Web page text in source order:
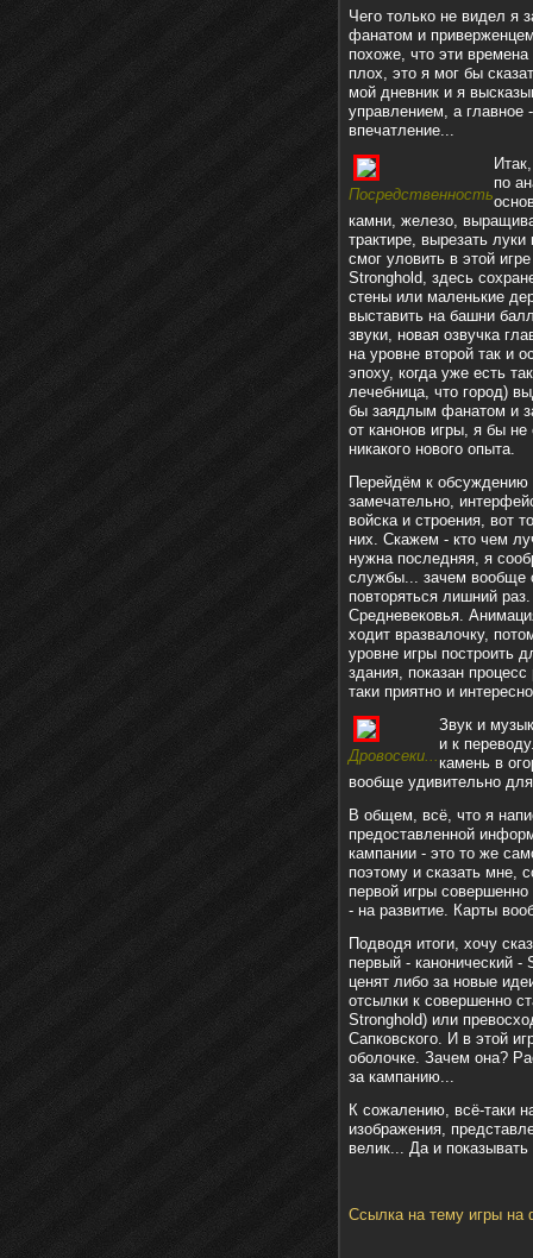
Чего только не видел я
фанатом и
похоже, что эти
плох, это я мог бы
мой дневник и я
управлением, а главное
впечатление...
Посредственность
по
камни, железо,
трактире, вырезать
смог уловить в этой
Stronghold, здесь
стены или маленькие
выставить на башни
звуки, новая озвучка
на уровне второй так и
эпоху, когда уже есть
лечебница, что город)
бы заядлым фанатом и
от канонов игры, я бы не
никакого нового опыта.
Перейдём к обсуждению
замечательно,
войска и строения, вот
них. Скажем - кто чем
нужна последняя, я
службы... зачем вообще
повторяться лишний
Средневековья.
ходит вразвалочку,
уровне игры построить
здания, показан
таки приятно и
Дровосеки...
Звук и
и к
камень в
вообще удивительно
В общем, всё, что я
предоставленной
кампании - это то же
поэтому и сказать мне,
первой игры совершенно
- на развитие. Карты
Подводя итоги, хочу
первый - канонический -
ценят либо за новые
отсылки к совершенно
Stronghold) или
Сапковского. И в этой
оболочке. Зачем она?
за кампанию...
К сожалению, всё-таки
изображения,
велик... Да и
Ccылка на тему игры на